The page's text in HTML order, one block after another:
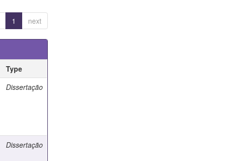
1 next
Type
Dissertação
Dissertação